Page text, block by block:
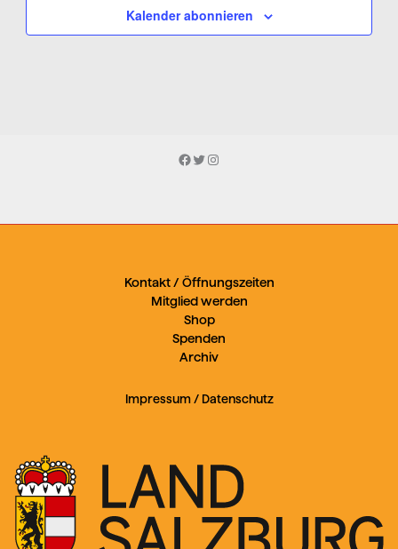
Kalender abonnieren
Facebook
Twitter
Instagram
Kontakt / Öffnungszeiten
Mitglied werden
Shop
Spenden
Archiv
Impressum/ Datenschutz